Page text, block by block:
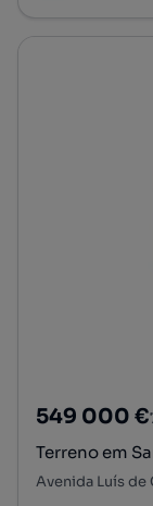
549 000 €
Terreno em